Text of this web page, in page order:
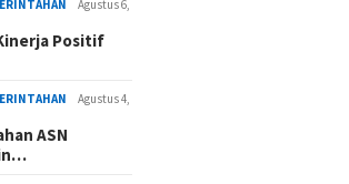
Agustus 6,
Positif
Agustus 4,
ASN